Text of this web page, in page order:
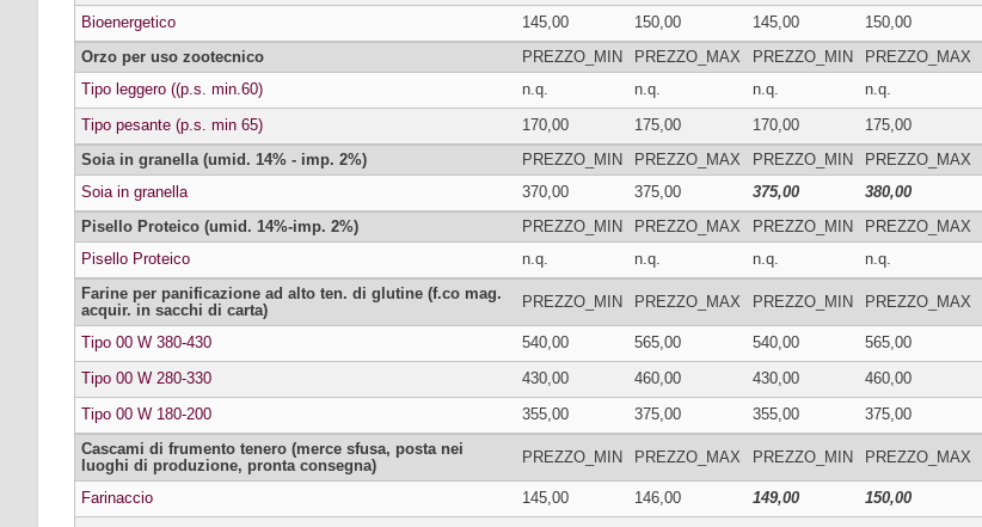
Bioenergetico 145,00 150,00 145,00 150,00
Orzo per uso zootecnico
PREZZO_MIN PREZZO_MAX PREZZO_MIN PREZZO_MAX
Tipo leggero ((p.s. min.60)
n.q. n.q. n.q. n.q.
Tipo pesante (p.s. min 65)
170,00 175,00 170,00 175,00
Soia in granella (umid. 14% - imp. 2%)
PREZZO_MIN PREZZO_MAX PREZZO_MIN PREZZO_MAX
Soia in granella
370,00 375,00 375,00 380,00
Pisello Proteico (umid. 14%-imp. 2%)
PREZZO_MIN PREZZO_MAX PREZZO_MIN PREZZO_MAX
Pisello Proteico
n.q. n.q. n.q. n.q.
Farine per panificazione ad alto ten. di glutine (f.co mag.
acquir. in sacchi di carta)
PREZZO_MIN PREZZO_MAX PREZZO_MIN PREZZO_MAX
Tipo 00 W 380-430 540,00 565,00 540,00 565,00
Tipo 00 W 280-330
430,00 460,00 430,00 460,00
Tipo 00 W 180-200
355,00 375,00 355,00 375,00
Cascami di frumento tenero (merce sfusa, posta nei
luoghi di produzione, pronta consegna)
PREZZO_MIN PREZZO_MAX PREZZO_MIN PREZZO_MAX
Farinaccio 145,00 146,00 149,00 150,00